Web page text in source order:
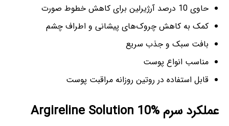
حاوی 10 درصد آرژیرلین برای کاهش خطوط صورت
کمک به کاهش چروک‌های پیشانی و اطراف چشم
بافت سبک و جذب سریع
مناسب انواع پوست
قابل استفاده در روتین روزانه مراقبت پوست
عملکرد سرم Argireline Solution 10%